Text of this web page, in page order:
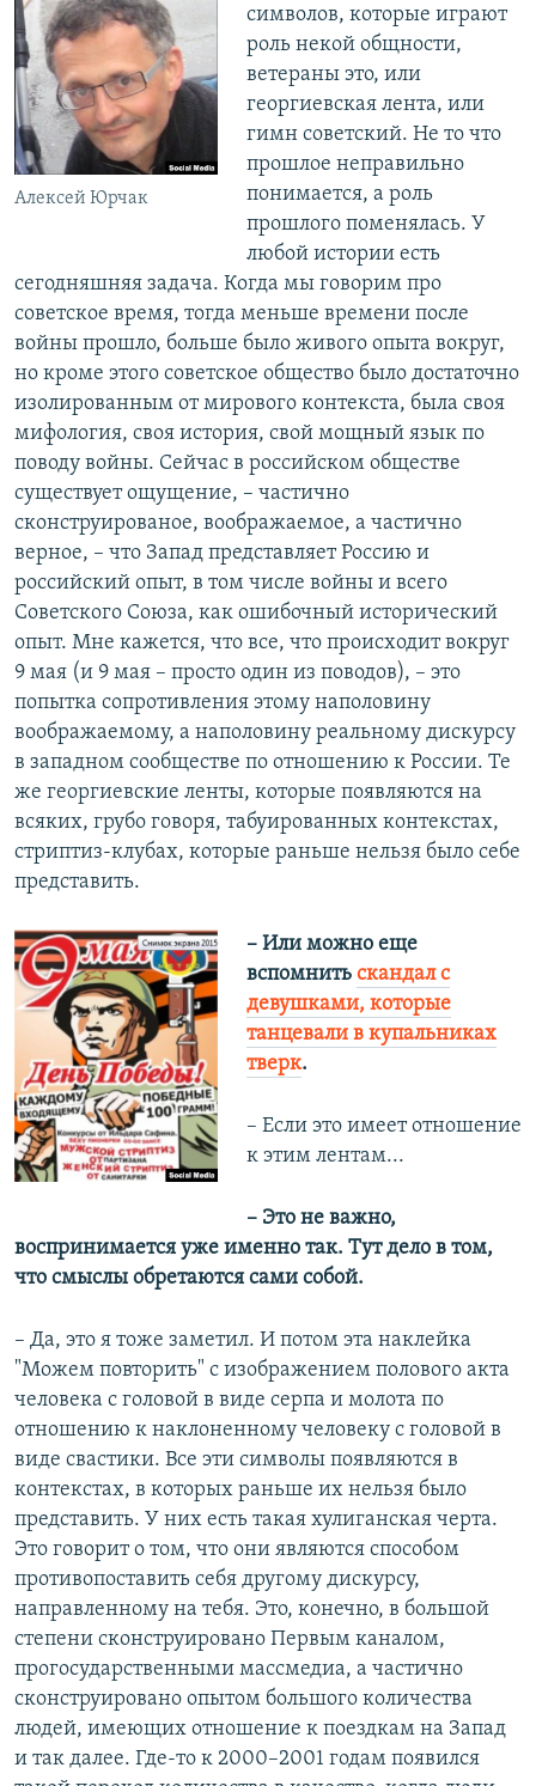
Алексей Юрчак
символов, которые играют
роль некой общности,
ветераны это, или
георгиевская лента, или
гимн советский. Не то что
прошлое неправильно
понимается, а роль
прошлого поменялась. У
любой истории есть
сегодняшняя задача. Когда мы говорим про
советское время, тогда меньше времени после
войны прошло, больше было живого опыта вокруг,
но кроме этого советское общество было достаточно
изолированным от мирового контекста, была своя
мифология, своя история, свой мощный язык по
поводу войны. Сейчас в российском обществе
существует ощущение, – частично
сконструированое, воображаемое, а частично
верное, – что Запад представляет Россию и
российский опыт, в том числе войны и всего
Советского Союза, как ошибочный исторический
опыт. Мне кажется, что все, что происходит вокруг
9 мая (и 9 мая – просто один из поводов), – это
попытка сопротивления этому наполовину
воображаемому, а наполовину реальному дискурсу
в западном сообществе по отношению к России. Те
же георгиевские ленты, которые появляются на
всяких, грубо говоря, табуированных контекстах,
стриптиз-клубах, которые раньше нельзя было себе
представить.
– Или можно еще
вспомнить скандал с
девушками, которые
танцевали в купальниках
тверк.
– Если это имеет отношение
к этим лентам...
– Это не важно,
воспринимается уже именно так. Тут дело в том,
что смыслы обретаются сами собой.
– Да, это я тоже заметил. И потом эта наклейка
"Можем повторить" с изображением полового акта
человека с головой в виде серпа и молота по
отношению к наклоненному человеку с головой в
виде свастики. Все эти символы появляются в
контекстах, в которых раньше их нельзя было
представить. У них есть такая хулиганская черта.
Это говорит о том, что они являются способом
противопоставить себя другому дискурсу,
направленному на тебя. Это, конечно, в большой
степени сконструировано Первым каналом,
прогосударственными массмедиа, а частично
сконструировано опытом большого количества
людей, имеющих отношение к поездкам на Запад
и так далее. Где-то к 2000–2001 годам появился